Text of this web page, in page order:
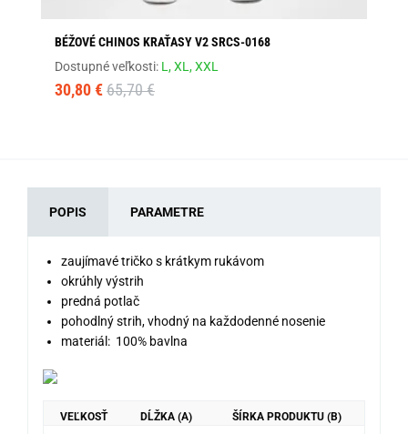
BÉŽOVÉ CHINOS KRAŤASY V2 SRCS-0168
Dostupné veľkosti: L,XL,XXL
30,80 € 65,70 €
POPIS PARAMETRE
zaujímavé tričko s krátkym rukávom
okrúhly výstrih
predná potlač
pohodlný strih, vhodný na každodenné nosenie
materiál: 100% bavlna
VEĽKOSŤ DĹŽKA (A) ŠÍRKA PRODUKTU (B)